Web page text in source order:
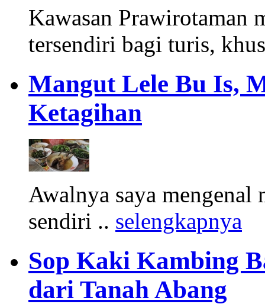
Kawasan Prawirotaman
tersendiri bagi turis,
Mangut Lele Bu Is,
Ketagihan
Awalnya saya mengenal
sendiri .. selengkapnya
Sop Kaki Kambing
dari Tanah Abang